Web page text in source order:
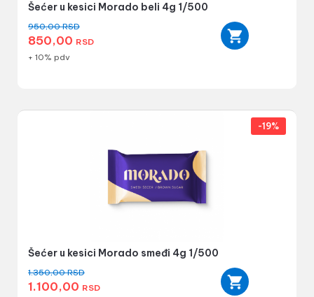
Šećer u kesici Morado beli 4g 1/500
950,00RSD
850,00 RSD
+ 10% pdv
Šećer u kesici Morado smeđi 4g 1/500
1.350,00RSD
1.100,00 RSD
-19%